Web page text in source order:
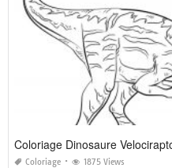
Coloriage Dinosaure
Coloriage 1875 Views